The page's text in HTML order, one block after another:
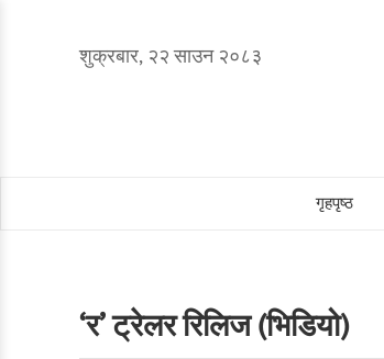
शुक्रबार, २२ साउन २०८३
गृहपृष्ठ
‘र’ ट्रेलर रिलिज (भिडियो)